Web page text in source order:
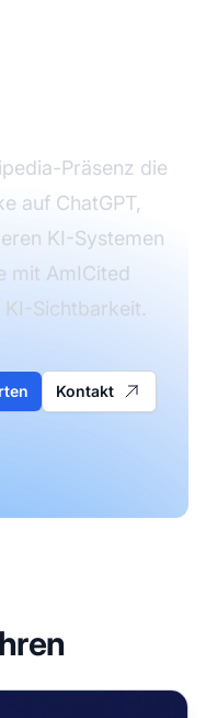
Präsenz die
auf ChatGPT,
KI-Systemen
mit AmICited
Sichtbarkeit.
Kontakt
Der Welleneffekt